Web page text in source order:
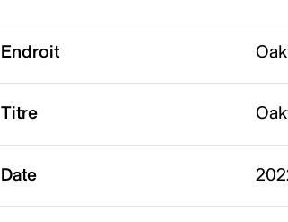
Endroit
Titre
Date